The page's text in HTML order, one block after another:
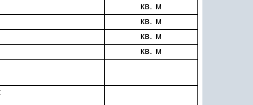
кв. м
кв. м
кв. м
кв. м